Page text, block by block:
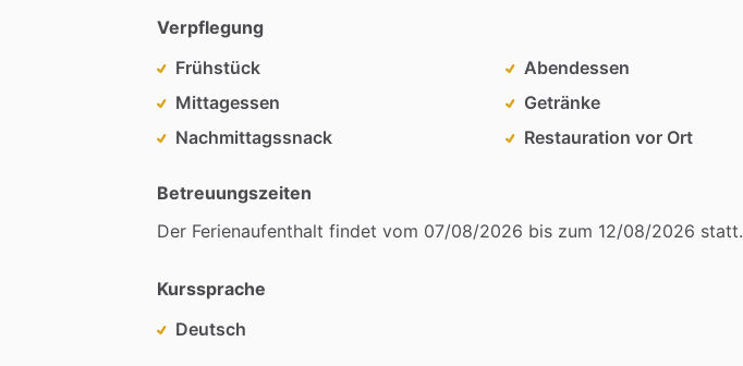
Verpflegung
Frühstück
Mittagessen
Nachmittagssnack
Abendessen
Getränke
Restauration vor Ort
Betreuungszeiten
Der Ferienaufenthalt findet vom 07​/​08​/​2026 bis zum 12​/​08​/​2026 statt.
Kurssprache
Deutsch